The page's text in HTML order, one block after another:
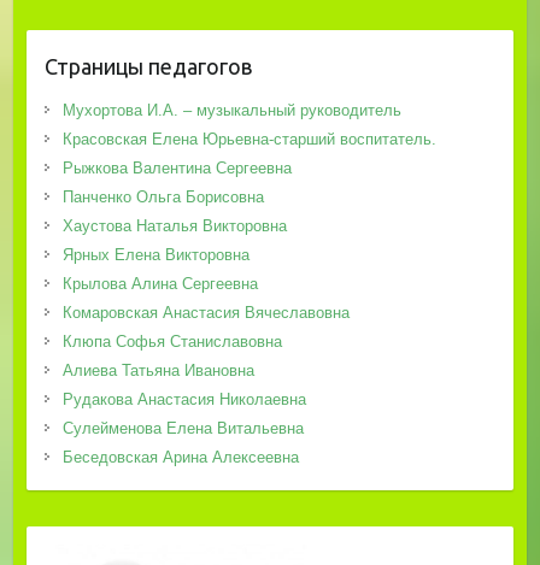
Страницы педагогов
Мухортова И.А. – музыкальный руководитель
Красовская Елена Юрьевна-старший воспитатель.
Рыжкова Валентина Сергеевна
Панченко Ольга Борисовна
Хаустова Наталья Викторовна
Ярных Елена Викторовна
Крылова Алина Сергеевна
Комаровская Анастасия Вячеславовна
Клюпа Софья Станиславовна
Алиева Татьяна Ивановна
Рудакова Анастасия Николаевна
Сулейменова Елена Витальевна
Беседовская Арина Алексеевна